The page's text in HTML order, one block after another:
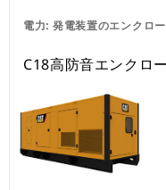
電力: 発電装置のエンクロ
C18高防音エンクロ